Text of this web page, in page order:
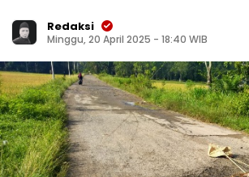
Redaksi
Minggu, 20 April 2025 - 18:40 WIB